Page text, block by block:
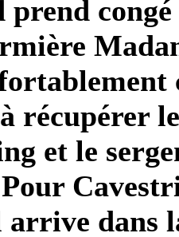
prend
récupérer
et le
dans